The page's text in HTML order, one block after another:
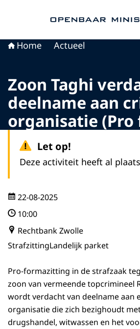
Home Actueel
Zoon Taghi
deelname aan
organisatie (Pro
Let op!
Deze activiteit heeft al
22-08-2025
10:00
Rechtbank Zwolle
StrafzittingLandelijk parket
Pro-formazitting in de strafzaak
zoon van vermeende topcrimineel
wordt verdacht van deelname aan
organisatie die zich bezighoudt
drugshandel, witwassen en het